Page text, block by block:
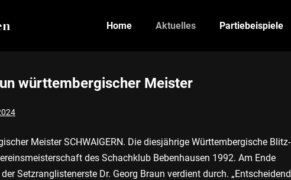
Home Aktuelles Partiebeispiele
württembergischer Meister
Meister SCHWAIGERN. Die diesjährige Württembergische Blitz-
des Schachklub Bebenhausen 1992. Am Ende
Setzranglistenerste Dr. Georg Braun verdient durch. „Entscheidend